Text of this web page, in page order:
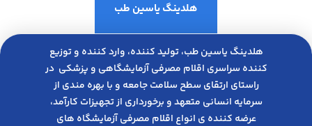
هلدینگ یاسین طب
هلدینگ یاسین طب، تولید کننده، وارد کننده و توزیع
کننده سراسری اقلام مصرفی آزمایشگاهی و پزشکی در
راﺳﺘﺎی ارﺗﻘﺎی ﺳﻄﺢ ﺳﻼﻣﺖ ﺟﺎﻣﻌﻪ و ﺑﺎ ﺑﻬﺮه ﻣﻨﺪی از
ﺳﺮﻣﺎﯾﻪ انسانی متعهد و ﺑﺮﺧﻮرداری از ﺗﺠﻬﯿﺰات ﮐﺎرآﻣﺪ،
عرضه کننده ی انواع اﻗﻼم مصرفی آزﻣﺎﯾﺸﮕﺎه های